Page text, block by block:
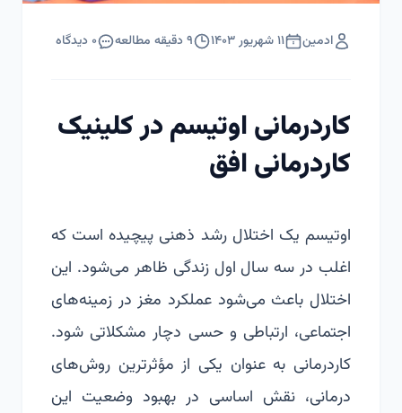
ادمین ۱۱ شهریور ۱۴۰۳ ۹ دقیقه مطالعه ۰ دیدگاه
کاردرمانی اوتیسم در کلینیک
کاردرمانی افق
اوتیسم یک اختلال رشد ذهنی پیچیده است که
اغلب در سه سال اول زندگی ظاهر می‌شود. این
اختلال باعث می‌شود عملکرد مغز در زمینه‌های
اجتماعی، ارتباطی و حسی دچار مشکلاتی شود.
کاردرمانی به عنوان یکی از مؤثرترین روش‌های
درمانی، نقش اساسی در بهبود وضعیت این